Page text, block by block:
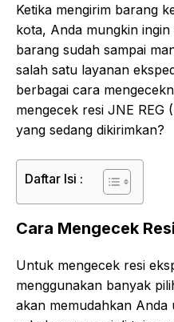
Ketika mengirim barang
kota, Anda mungkin
barang sudah sampai
salah satu layanan
berbagai cara
mengecek resi JNE REG
yang sedang dikirimkan?
Daftar Isi :
Cara Mengecek
Untuk mengecek resi
menggunakan banyak
akan memudahkan